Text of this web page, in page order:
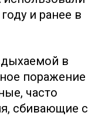
и ранее в
в
поражение
часто
сбивающие с